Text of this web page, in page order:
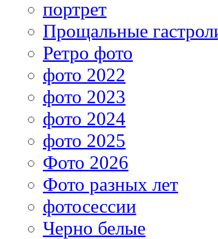
портрет
Прощальные
Ретро фото
фото 2022
фото 2023
фото 2024
фото 2025
Фото 2026
Фото разных лет
фотосессии
Черно белые